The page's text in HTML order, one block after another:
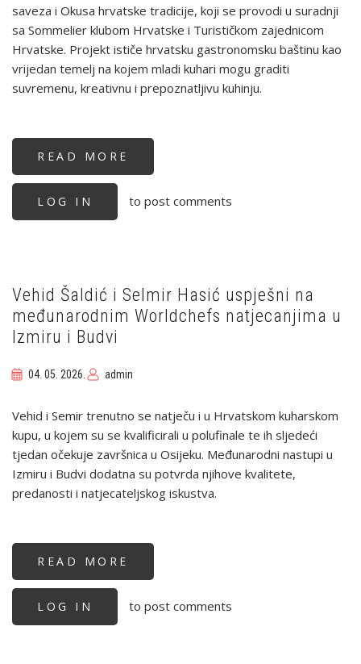
saveza i Okusa hrvatske tradicije, koji se provodi u suradnji
sa Sommelier klubom Hrvatske i Turističkom zajednicom
Hrvatske. Projekt ističe hrvatsku gastronomsku baštinu kao
vrijedan temelj na kojem mladi kuhari mogu graditi
suvremenu, kreativnu i prepoznatljivu kuhinju.
READ MORE
3.
GRUPE
LOG IN to post comments
Vehid Šaldić i Selmir Hasić uspješni na
međunarodnim Worldchefs natjecanjima u
Izmiru i Budvi
04. 05. 2026. admin
Vehid i Semir trenutno se natječu i u Hrvatskom kuharskom
kupu, u kojem su se kvalificirali u polufinale te ih sljedeći
tjedan očekuje završnica u Osijeku. Međunarodni nastupi u
Izmiru i Budvi dodatna su potvrda njihove kvalitete,
predanosti i natjecateljskog iskustva.
READ MORE
ŠALDIĆ
SELMIR
HASIĆ
LOG IN to post comments